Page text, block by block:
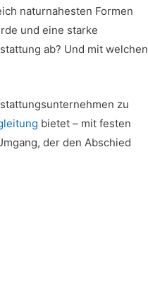
naturnahesten Formen
und eine starke
ab? Und mit welchen
zu
bietet – mit festen
der den Abschied